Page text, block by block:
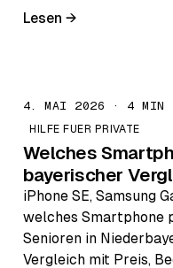
Lesen →
4. MAI 2026 · 4 MIN
HILFE FUER PRIVATE
Welches
bayerischer
iPhone SE, Samsung
welches Smartphone
Senioren in
Vergleich mit Preis,